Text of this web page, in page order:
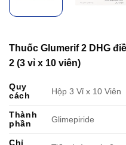
Thuốc Glumerif 2 DHG
2 (3 vỉ x 10 viên)
Quy
cách
Hộp 3 Vỉ x 10 Viên
Thành
phần
Glimepiride
Chỉ